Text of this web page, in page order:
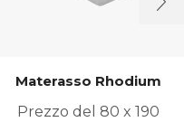
Materasso Rhodium
Prezzo del 80 x 190